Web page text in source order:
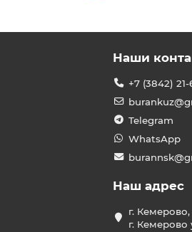
Наши
+7 (3842) 21-
Telegram
WhatsApp
Наш адрес
г.
г.